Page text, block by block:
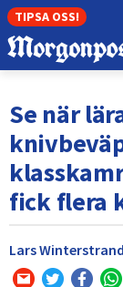
TIPSA OSS!
Se när
fick flera
Lars Winterstrand